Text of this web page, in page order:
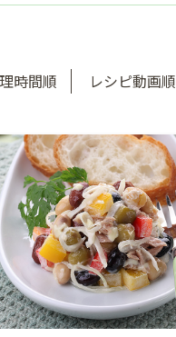
時間順 レシピ動画順